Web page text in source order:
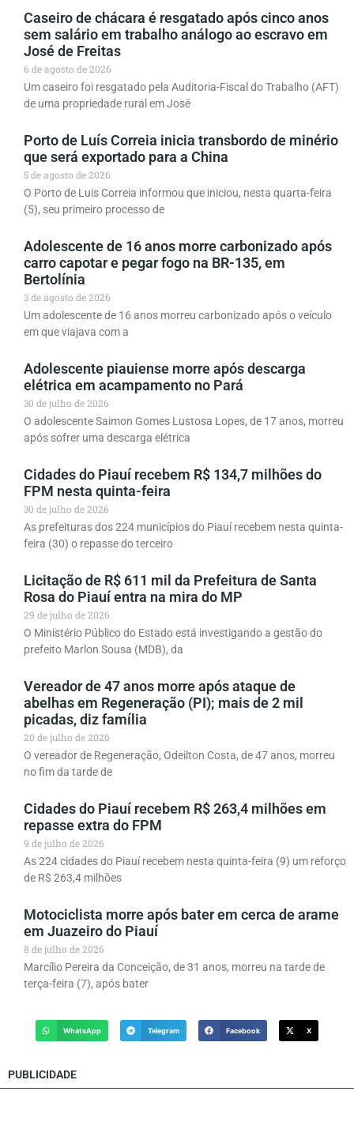
Caseiro de chácara é resgatado após cinco anos
sem salário em trabalho análogo ao escravo em
José de Freitas
6 de agosto de 2026
Um caseiro foi resgatado pela Auditoria-Fiscal do Trabalho (AFT)
de uma propriedade rural em José
Porto de Luís Correia inicia transbordo de minério
que será exportado para a China
5 de agosto de 2026
O Porto de Luis Correia informou que iniciou, nesta quarta-feira
(5), seu primeiro processo de
Adolescente de 16 anos morre carbonizado após
carro capotar e pegar fogo na BR-135, em
Bertolínia
3 de agosto de 2026
Um adolescente de 16 anos morreu carbonizado após o veículo
em que viajava com a
Adolescente piauiense morre após descarga
elétrica em acampamento no Pará
30 de julho de 2026
O adolescente Saimon Gomes Lustosa Lopes, de 17 anos, morreu
após sofrer uma descarga elétrica
Cidades do Piauí recebem R$ 134,7 milhões do
FPM nesta quinta-feira
30 de julho de 2026
As prefeituras dos 224 municípios do Piauí recebem nesta quinta-
feira (30) o repasse do terceiro
Licitação de R$ 611 mil da Prefeitura de Santa
Rosa do Piauí entra na mira do MP
29 de julho de 2026
O Ministério Público do Estado está investigando a gestão do
prefeito Marlon Sousa (MDB), da
Vereador de 47 anos morre após ataque de
abelhas em Regeneração (PI); mais de 2 mil
picadas, diz família
20 de julho de 2026
O vereador de Regeneração, Odeilton Costa, de 47 anos, morreu
no fim da tarde de
Cidades do Piauí recebem R$ 263,4 milhões em
repasse extra do FPM
9 de julho de 2026
As 224 cidades do Piauí recebem nesta quinta-feira (9) um reforço
de R$ 263,4 milhões
Motociclista morre após bater em cerca de arame
em Juazeiro do Piauí
8 de julho de 2026
Marcílio Pereira da Conceição, de 31 anos, morreu na tarde de
terça-feira (7), após bater
WhatsApp Telegram Facebook X
PUBLICIDADE